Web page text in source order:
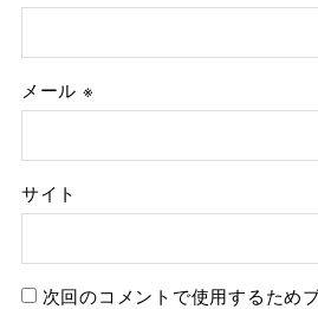
メール ※
サイト
次回のコメントで使用するため